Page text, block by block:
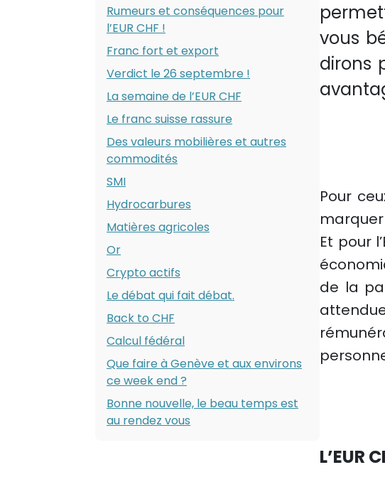
Rumeurs et conséquences pour
l’EUR CHF !
Franc fort et export
Verdict le 26 septembre !
La semaine de l’EUR CHF
Le franc suisse rassure
Des valeurs mobilières et autres
commodités
SMI
Hydrocarbures
Matières agricoles
Or
Crypto actifs
Le débat qui fait débat.
Back to CHF
Calcul fédéral
Que faire à Genève et aux environs
ce week end ?
Bonne nouvelle, le beau temps est
au rendez vous
vous
dirons
Pour
Et pour
de la
L’EUR